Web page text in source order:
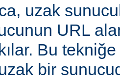
uzak
URL
Bu
bir